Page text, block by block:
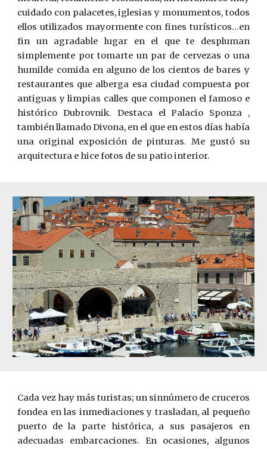
cuidado con palacetes, iglesias y monumentos, todos
ellos utilizados mayormente con fines turísticos...en
fin un agradable lugar en el que te despluman
simplemente por tomarte un par de cervezas o una
humilde comida en alguno de los cientos de bares y
restaurantes que alberga esa ciudad compuesta por
antiguas y limpias calles que componen el famoso e
histórico Dubrovnik. Destaca el Palacio Sponza ,
también llamado Divona, en el que en estos días había
una original exposición de pinturas. Me gustó su
arquitectura e hice fotos de su patio interior.
Cada vez hay más turistas; un sinnúmero de cruceros
fondea en las inmediaciones y trasladan, al pequeño
puerto de la parte histórica, a sus pasajeros en
adecuadas embarcaciones. En ocasiones, algunos